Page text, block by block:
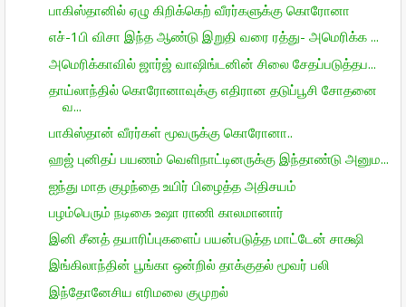
பாகிஸ்தானில் ஏழு கிறிக்கெற் வீரர்களுக்கு கொரோனா
எச்-1பி விசா இந்த ஆண்டு இறுதி வரை ரத்து- அமெரிக்க ...
அமெரிக்காவில் ஜார்ஜ் வாஷிங்டனின் சிலை சேதப்படுத்தப...
தாய்லாந்தில் கொரோனாவுக்கு எதிரான தடுப்பூசி சோதனை
வ...
பாகிஸ்தான் வீரர்கள் மூவருக்கு கொரோனா..
ஹஜ் புனிதப் பயணம் வெளிநாட்டினருக்கு இந்தாண்டு அனும...
ஐந்து மாத குழந்தை உயிர் பிழைத்த அதிசயம்
பழம்பெரும் நடிகை உஷா ராணி காலமானார்
இனி சீனத் தயாரிப்புகளைப் பயன்படுத்த மாட்டேன் சாக்ஷி
இங்கிலாந்தின் பூங்கா ஒன்றில் தாக்குதல் மூவர் பலி
இந்தோனேசிய எரிமலை குமுறல்